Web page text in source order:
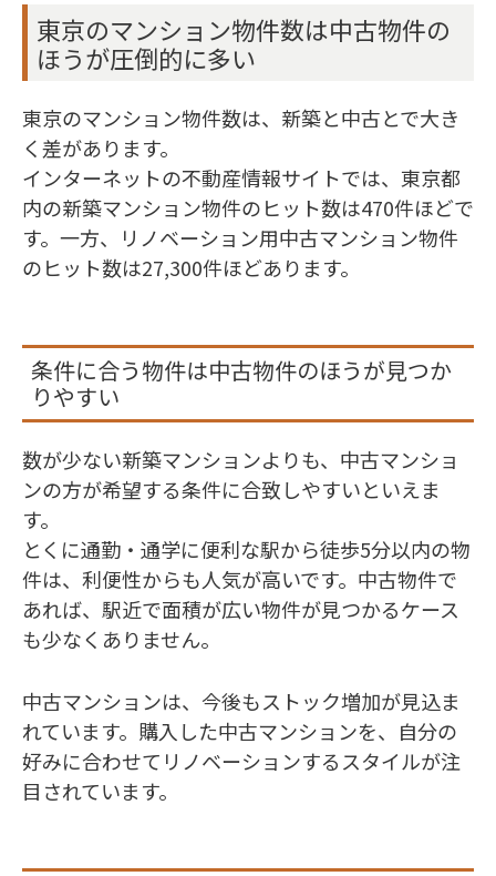
東京のマンション物件数は中古物件の
ほうが圧倒的に多い
東京のマンション物件数は、新築と中古とで大き
く差があります。
インターネットの不動産情報サイトでは、東京都
内の新築マンション物件のヒット数は470件ほどで
す。一方、リノベーション用中古マンション物件
のヒット数は27,300件ほどあります。
条件に合う物件は中古物件のほうが見つか
りやすい
数が少ない新築マンションよりも、中古マンショ
ンの方が希望する条件に合致しやすいといえま
す。
とくに通勤・通学に便利な駅から徒歩5分以内の物
件は、利便性からも人気が高いです。中古物件で
あれば、駅近で面積が広い物件が見つかるケース
も少なくありません。
中古マンションは、今後もストック増加が見込ま
れています。購入した中古マンションを、自分の
好みに合わせてリノベーションするスタイルが注
目されています。